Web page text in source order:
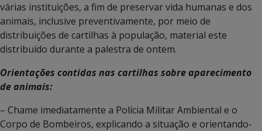
várias instituições, a fim de preservar vida humanas e dos
animais, inclusive preventivamente, por meio de
distribuições de cartilhas à população, material este
distribuído durante a palestra de ontem.
Orientações contidas nas cartilhas sobre aparecimento
de animais:
– Chame imediatamente a Polícia Militar Ambiental e o
Corpo de Bombeiros, explicando a situação e orientando-